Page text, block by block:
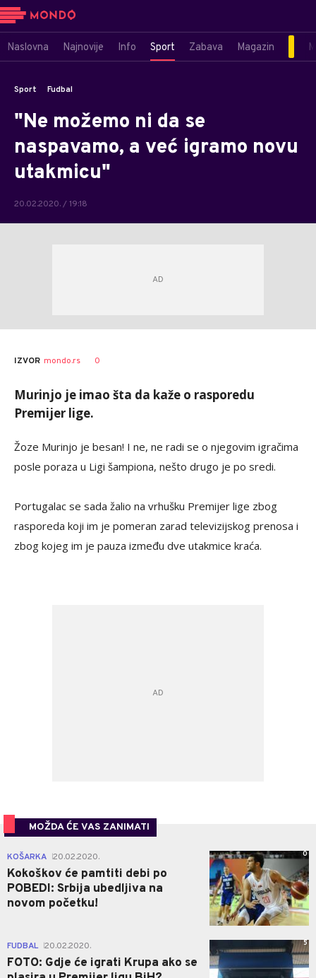
Naslovna Najnovije Info Sport Zabava Magazin
Sport Fudbal
"Ne možemo ni da se
naspavamo, a već igramo novu
utakmicu"
20.02.2020. / 19:18
IZVOR mondo.rs 0
Murinjo je imao šta da kaže o rasporedu
Premijer lige.
Žoze Murinjo je besan! I ne, ne radi se o njegovim igračima
posle poraza u Ligi šampiona, nešto drugo je po sredi.
Portugalac se sada žalio na vrhušku Premijer lige zbog
rasporeda koji im je pomeran zarad televizijskog prenosa i
zbog kojeg im je pauza između dve utakmice kraća.
MOŽDA ĆE VAS ZANIMATI
KOŠARKA 20.02.2020.
Kokoškov će pamtiti debi po
POBEDI: Srbija ubedljiva na
novom početku!
0
FUDBAL 20.02.2020.
FOTO: Gdje će igrati Krupa ako se
5